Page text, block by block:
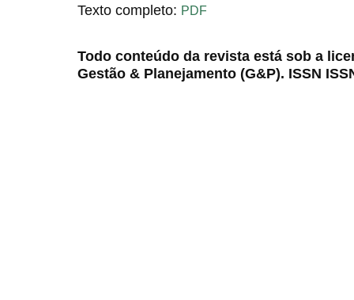
Texto completo: PDF
Todo conteúdo da revista está sob a
Gestão & Planejamento (G&P). ISSN